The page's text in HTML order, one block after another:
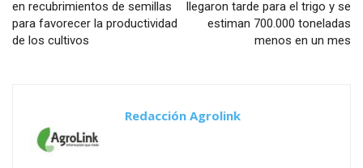
en recubrimientos de semillas
para favorecer la productividad
de los cultivos
llegaron tarde para el trigo y se
estiman 700.000 toneladas
menos en un mes
Redacción Agrolink